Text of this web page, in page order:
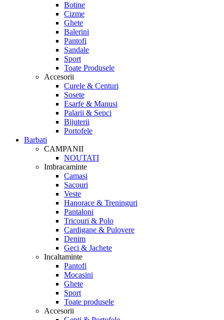
Botine
Cizme
Ghete
Balerini
Pantofi
Sandale
Sport
Toate Produsele
Accesorii
Curele & Centuri
Sosete
Esarfe & Manusi
Palarii & Sepci
Bijuterii
Portofele
Barbati
CAMPANII
NOUTATI
Imbracaminte
Camasi
Sacouri
Veste
Hanorace & Treninguri
Pantaloni
Tricouri & Polo
Cardigane & Pulovere
Denim
Geci & Jachete
Incaltaminte
Pantofi
Mocasini
Ghete
Sport
Toate produsele
Accesorii